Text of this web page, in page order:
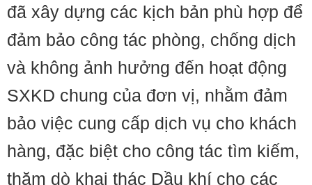
đã xây dựng các kịch bản phù hợp để
đảm bảo công tác phòng, chống dịch
và không ảnh hưởng đến hoạt động
SXKD chung của đơn vị, nhằm đảm
bảo việc cung cấp dịch vụ cho khách
hàng, đặc biệt cho công tác tìm kiếm,
thăm dò khai thác Dầu khí cho các